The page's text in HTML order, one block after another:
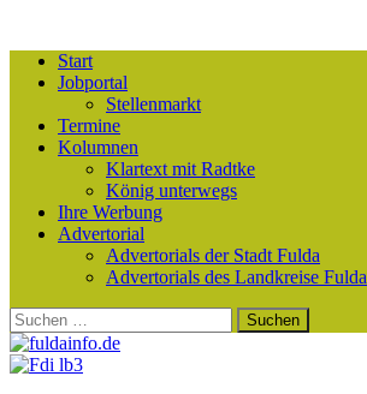
Start
Jobportal
Stellenmarkt
Termine
Kolumnen
Klartext mit Radtke
König unterwegs
Ihre Werbung
Advertorial
Advertorials der Stadt Fulda
Advertorials des Landkreise Fulda
Suchen
nach: